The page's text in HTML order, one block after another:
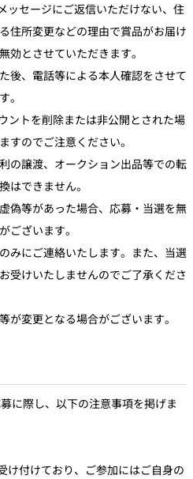
ッセージにご返信いただけない、住
住所変更などの理由で賞品がお届け
効とさせていただきます。
後、電話等による本人確認をさせて
。
ントを削除または非公開とされた場
すのでご注意ください。
の譲渡、オークション出品等での転
はできません。
偽等があった場合、応募・当選を無
ございます。
みにご連絡いたします。また、当選
受けいたしませんのでご了承くださ
が変更となる場合がございます。
に際し、以下の注意事項を掲げま
付けており、ご参加にはご自身の